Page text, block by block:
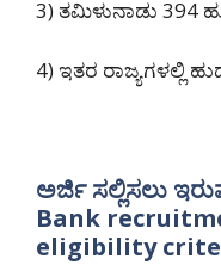
3) ತಮಿಳುನಾಡು 394
4) ಇತರ ರಾಜ್ಯಗಳಲ್ಲಿ
ಅರ್ಜಿ ಸಲ್ಲಿಸಲು
Bank
eligibility